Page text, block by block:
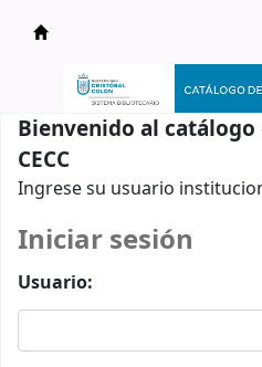
Catálogo en línea
Bienvenido al
CECC
Ingrese su usuario
Iniciar sesión
Usuario: